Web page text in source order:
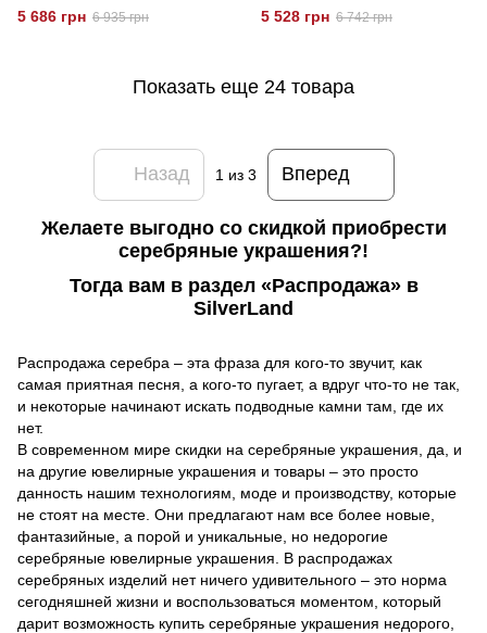
5 686 грн 6 935 грн 5 528 грн 6 742 грн
Показать еще 24 товара
Назад 1 из 3 Вперед
Желаете выгодно cо cкидкой приобрести
серебряные украшения?!
Тогда вам в раздел «Распродажа» в
SilverLand
Распродажа серебра – эта фраза для кого-то звучит, как
самая приятная песня, а кого-то пугает, а вдруг что-то не так,
и некоторые начинают искать подводные камни там, где их
нет.
В современном мире скидки на серебряные украшения, да, и
на другие ювелирные украшения и товары – это просто
данность нашим технологиям, моде и производству, которые
не стоят на месте. Они предлагают нам все более новые,
фантазийные, а порой и уникальные, но недорогие
серебряные ювелирные украшения. В распродажах
серебряных изделий нет ничего удивительного – это норма
сегодняшней жизни и воспользоваться моментом, который
дарит возможность купить серебряные украшения недорого,